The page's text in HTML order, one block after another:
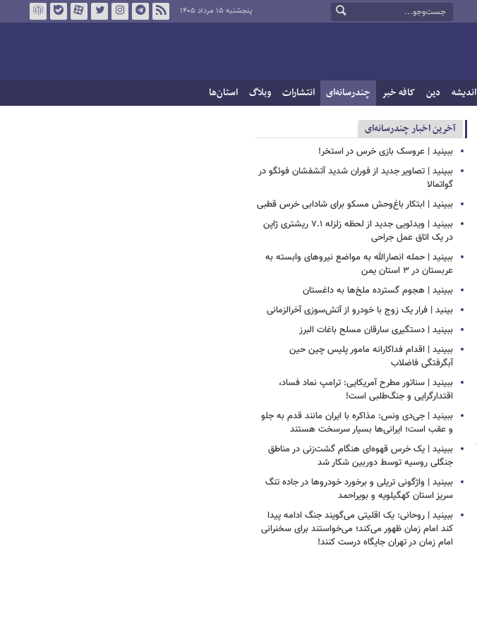
پنجشنبه ۱۵ مرداد ۱۴۰۵
اندیشه دین کافه خبر چندرسانه‌ای انتشارات وبلاگ استان‌ها
آخرین اخبار چندرسانه‌ای
ببینید | عروسک بازی خرس در استخر!
ببینید | تصاویر جدید از فوران شدید آتشفشان فوئگو در
گواتمالا
ببینید | ابتکار باغ‌وحش مسکو برای شادابی خرس قطبی
ببینید | ویدئویی جدید از لحظه زلزله ۷.۱ ریشتری ژاپن
در یک اتاق عمل جراحی
ببینید | حمله انصارالله به مواضع نیروهای وابسته به
عربستان در ۳ استان یمن
ببینید | هجوم گسترده ملخ‌ها به داغستان
بینید | فرار یک زوج با خودرو از آتش‌سوزی آخرالزمانی
ببینید | دستگیری سارقان مسلح باغات البرز
ببینید | اقدام فداکارانه مامور پلیس چین حین
آبگرفتگی فاضلاب
ببینید | سناتور مطرح آمریکایی: ترامپ نماد فساد،
اقتدارگرایی و جنگ‌طلبی است!
ببینید | جی‌دی ونس: مذاکره با ایران مانند قدم به جلو
و عقب است؛ ایرانی‌ها بسیار سرسخت هستند
ببینید | یک خرس قهوه‌ای هنگام گشت‌زنی در مناطق
جنگلی روسیه توسط دوربین شکار شد
ببینید | واژگونی تریلی و برخورد خودروها در جاده تنگ
سریز استان کهگیلویه و بویراحمد
ببینید | روحانی: یک اقلیتی می‌گویند جنگ ادامه پیدا
کند امام زمان ظهور می‌کند؛ می‌خواستند برای سخنرانی
امام زمان در تهران جایگاه درست کنند!